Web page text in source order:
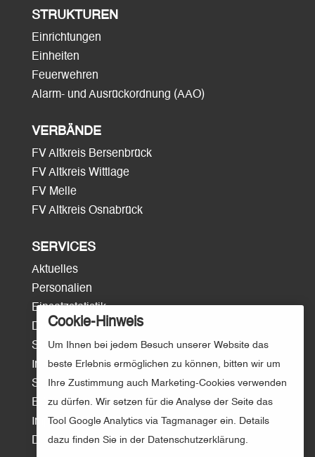
STRUKTUREN
Einrichtungen
Einheiten
Feuerwehren
Alarm- und Ausrückordnung (AAO)
VERBÄNDE
FV Altkreis Bersenbrück
FV Altkreis Wittlage
FV Melle
FV Altkreis Osnabrück
SERVICES
Aktuelles
Personalien
Einsatzstatistik
Download
Surftipps
Intern/Login
Sitemap
E-Mail
Impressum
Datenschutz
Cookie-Hinweis
Um Ihnen bei jedem Besuch unserer Website das
beste Erlebnis ermöglichen zu können, bitten wir um
Ihre Zustimmung auch Marketing-Cookies verwenden
zu dürfen. Wir setzen für die Analyse der Seite das
Tool Google Analytics via Tagmanager ein. Details
dazu finden Sie in der Datenschutzerklärung.